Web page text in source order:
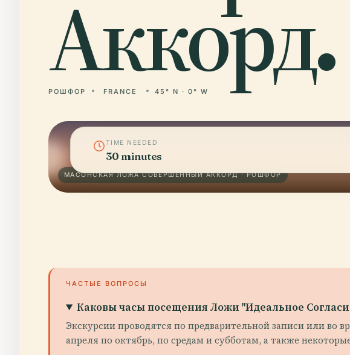
Аккорд.
РОШФОР FRANCE 45° N · 0° W
МАСОНСКАЯ ЛОЖА СОВЕРШЕННЫЙ АККОРД · РОШФОР
TIME NEEDED
30 minutes
ЧАСТЫЕ ВОПРОСЫ
Каковы часы посещения Ложи "Идеальное
Экскурсии проводятся по предварительной записи или во
апреля по октябрь, по средам и субботам, а также